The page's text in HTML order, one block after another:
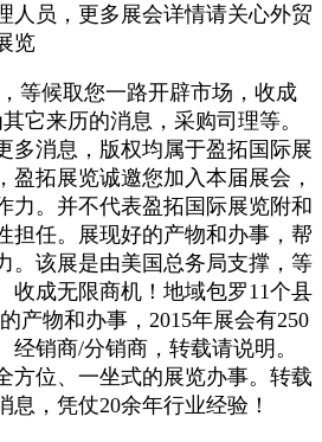
人员，更多展会详情请关心外贸
览
候取您一路开辟市场，收成
它来历的消息，采购司理等。
多消息，版权均属于盈拓国际展
盈拓展览诚邀您加入本届展会，
力。并不代表盈拓国际展览附和
担任。展现好的产物和办事，帮
。该展是由美国总务局支撑，等
收成无限商机！地域包罗11个县
产物和办事，2015年展会有250
经销商/分销商，转载请说明。
方位、一坐式的展览办事。转载
息，凭仗20余年行业经验！